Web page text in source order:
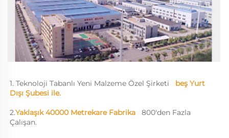
1. Teknoloji Tabanlı Yeni Malzeme Özel Şirketi beş Yurt
Dışı Şubesi ile.
2.Yaklaşık 40000 Metrekare Fabrika 800'den Fazla
Çalışan.